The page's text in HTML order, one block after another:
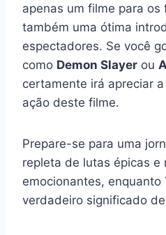
apenas um filme para os
também uma ótima
espectadores. Se você
como Demon Slayer ou
certamente irá apreciar
ação deste filme.
Prepare-se para uma
repleta de lutas épicas e
emocionantes, enquanto
verdadeiro significado